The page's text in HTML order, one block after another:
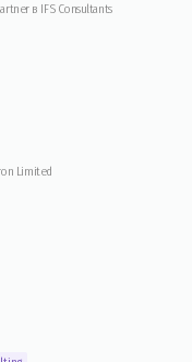
в IFS Consultants
Limited